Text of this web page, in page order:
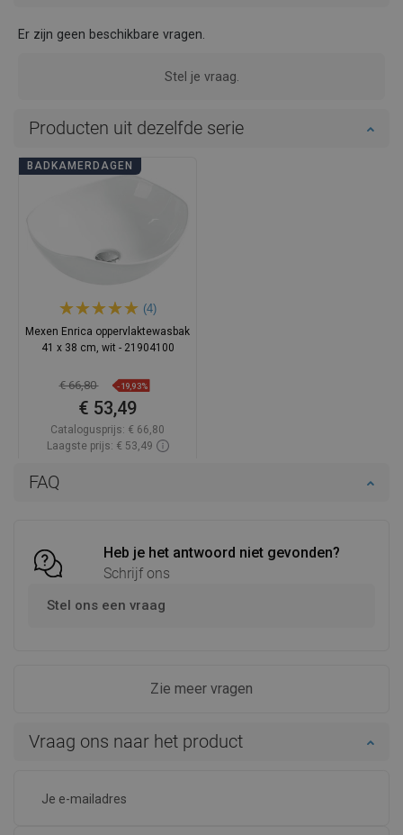
FAQ
Heb je het antwoord niet gevonden?
Schrijf ons
Stel ons een vraag
Zie meer vragen
Er zijn geen beschikbare vragen.
Stel je vraag.
Vraag ons naar het product
Producten uit dezelfde serie
BADKAMERDAGEN
(4)
Mexen Enrica oppervlaktewasbak
41 x 38 cm, wit - 21904100
€ 66,80 -19,93%
€ 53,49
Catalogusprijs: € 66,80
Laagste prijs: € 53,49